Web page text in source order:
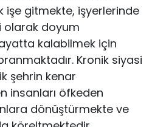
işe gitmekte, işyerlerinde
doyum
kalabilmek için
Kronik siyasi
şehrin kenar
insanları öfkeden
dönüştürmekte ve